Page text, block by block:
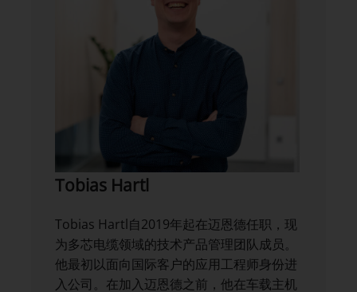
Tobias Hartl
Tobias Hartl自2019年起在迈恩德任职，现
为多芯电缆领域的技术产品管理团队成员。
他最初以面向国际客户的应用工程师身份进
入公司。在加入迈恩德之前，他在车载主机